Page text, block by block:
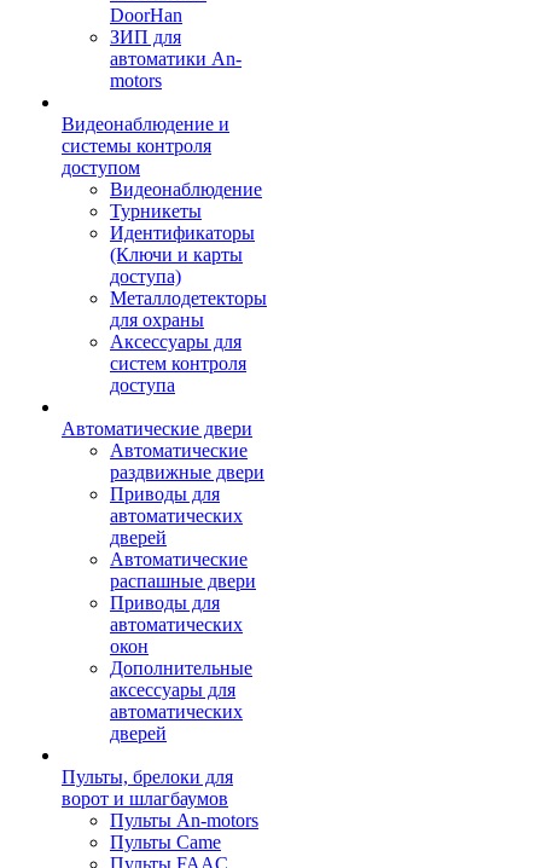
DoorHan
ЗИП для
автоматики An-
motors
Видеонаблюдение и
системы контроля
доступом
Видеонаблюдение
Турникеты
Идентификаторы
(Ключи и карты
доступа)
Металлодетекторы
для охраны
Аксессуары для
систем контроля
доступа
Автоматические двери
Автоматические
раздвижные двери
Приводы для
автоматических
дверей
Автоматические
распашные двери
Приводы для
автоматических
окон
Дополнительные
аксессуары для
автоматических
дверей
Пульты, брелоки для
ворот и шлагбаумов
Пульты An-motors
Пульты Came
Пульты FAAC